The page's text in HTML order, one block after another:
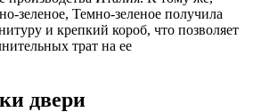
зеленое, Темно-зеленое получила
и крепкий короб, что позволяет
трат на ее
двери